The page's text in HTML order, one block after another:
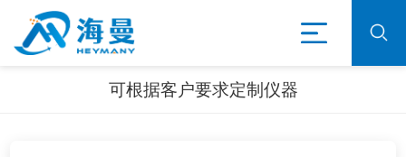
可根据客户要求定制仪器